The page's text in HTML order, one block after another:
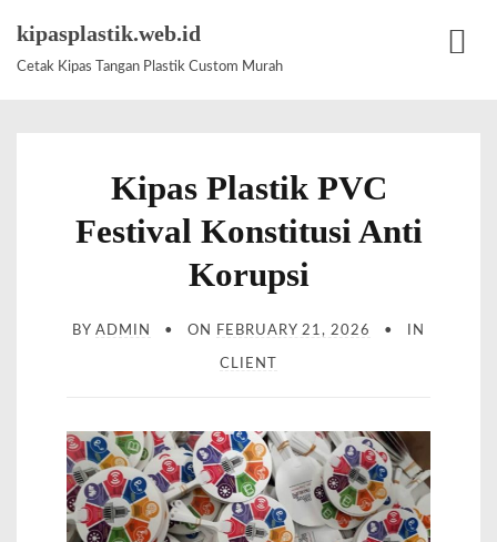
kipasplastik.web.id
Cetak Kipas Tangan Plastik Custom Murah
Kipas Plastik PVC
Festival Konstitusi Anti
Korupsi
BY ADMIN ON FEBRUARY 21, 2026 IN
CLIENT